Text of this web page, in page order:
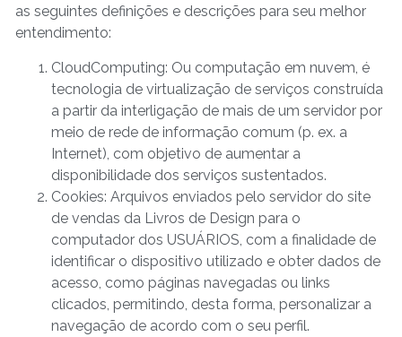
as seguintes definições e descrições para seu melhor
entendimento:
CloudComputing: Ou computação em nuvem, é
tecnologia de virtualização de serviços construída
a partir da interligação de mais de um servidor por
meio de rede de informação comum (p. ex. a
Internet), com objetivo de aumentar a
disponibilidade dos serviços sustentados.
Cookies: Arquivos enviados pelo servidor do site
de vendas da Livros de Design para o
computador dos USUÁRIOS, com a finalidade de
identificar o dispositivo utilizado e obter dados de
acesso, como páginas navegadas ou links
clicados, permitindo, desta forma, personalizar a
navegação de acordo com o seu perfil.